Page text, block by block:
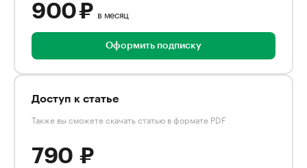
900 ₽ в месяц
Оформить подписку
Доступ к статье
Также вы сможете скачать статью в формате PDF
790 ₽